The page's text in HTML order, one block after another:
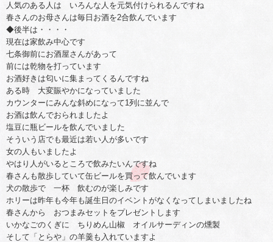
人気のある人は いろんな人を元気付けられるんですね
春さんのお母さんは毎日お酒を2合飲んでいます
◆後半は・・・・
現在は家飲み中心です
七条御前にお酒屋さんがあって
前には乾物を打っています
お酒好きは匂いに集まってくるんですね
ある時 大変賑やかになっていました
カウンターにみんな斜めになって1列に並んで
お酒は飲んでおられましたよ
塩豆に瓶ビールを飲んでいました
そういう店でも最近は若い人が多いです
女の人もいましたよ
やはり人がいるところで飲みたいんですね
春さんも散歩していて缶ビールを買って飲んでいます
犬の散歩で 一杯 飲むのが楽しみです
ホリーは昨年も今年も誕生日のイベントがなくなってしまいましたね
春さんから おつまみセットをプレゼントします
いかなごのくぎに ちりめん山椒 オイルサーディンの燻製
そして「とらや」の羊羹も入れていますよ